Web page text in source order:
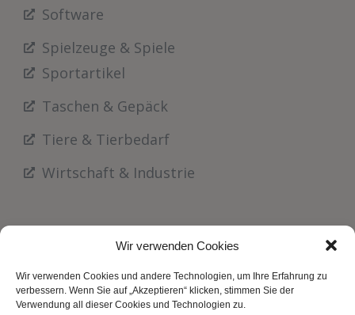
Wir verwenden Cookies
Wir verwenden Cookies und andere Technologien, um Ihre Erfahrung zu
verbessern. Wenn Sie auf „Akzeptieren“ klicken, stimmen Sie der
Verwendung all dieser Cookies und Technologien zu.
Software
Spielzeuge & Spiele
Sportartikel
Taschen & Gepäck
Tiere & Tierbedarf
Wirtschaft & Industrie